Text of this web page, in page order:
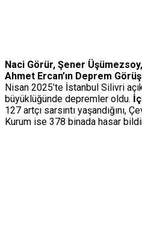
Naci Görür, Şener
Ahmet Ercan’ın Deprem
Nisan 2025’te İstanbul Silivri
büyüklüğünde depremler oldu.
127 artçı sarsıntı yaşandığını,
Kurum ise 378 binada hasar